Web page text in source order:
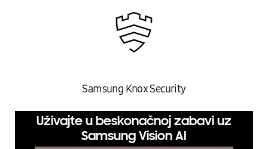
Samsung Knox Security
Uživajte u beskonačnoj zabavi uz
Samsung Vision AI